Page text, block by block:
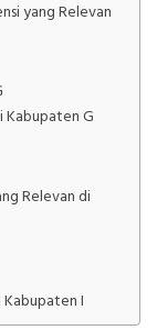
yang Relevan
Kabupaten G
Relevan di
I